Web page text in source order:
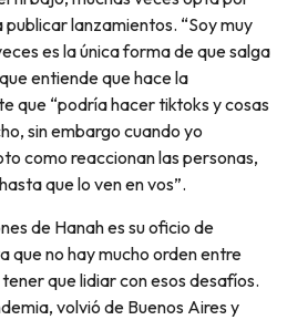
lanzamientos. “Soy muy
es la única forma de que salga
entiende que hace la
que “podría hacer tiktoks y cosas
sin embargo cuando yo
como reaccionan las personas,
que lo ven en vos”.
de Hanah es su oficio de
que no hay mucho orden entre
que lidiar con esos desafíos.
volvió de Buenos Aires y